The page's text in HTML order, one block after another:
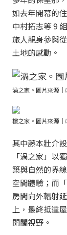
如去年開幕的
中村拓志等 9
旅人親身參與
土地的感動。
渦之家。圖片來源
樓之家。圖片來源
其中藤本壯介
「渦之家」以
築與自然的界
空間體驗；而
房間向外輻射
上，最終抵達
開闊視野。